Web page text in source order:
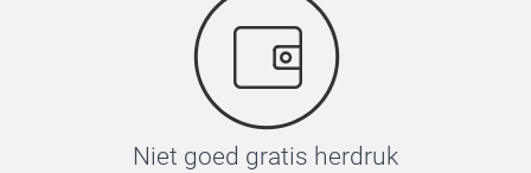
Niet goed gratis herdruk